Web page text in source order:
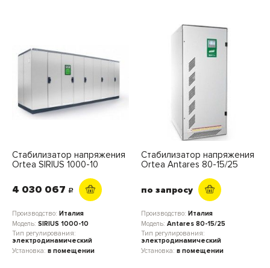
Стабилизатор напряжения
Ortea SIRIUS 1000-10
4 030 067 c
Производство: Италия
Модель: SIRIUS 1000-10
Тип регулирования:
электродинамический
Установка: в помещении
Стабилизатор напряжения
Ortea Antares 80-15/25
по запросу
Производство: Италия
Модель: Antares 80-15/25
Тип регулирования:
электродинамический
Установка: в помещении